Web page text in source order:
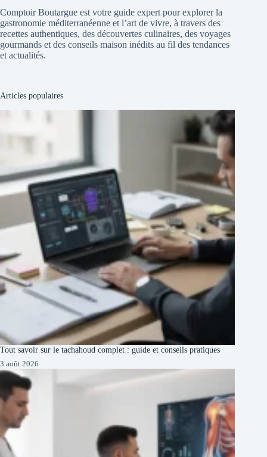
Comptoir Boutargue est votre guide expert pour explorer la
gastronomie méditerranéenne et l’art de vivre, à travers des
recettes authentiques, des découvertes culinaires, des voyages
gourmands et des conseils maison inédits au fil des tendances
et actualités.
Articles populaires
Tout savoir sur le tachahoud complet : guide et conseils pratiques
3 août 2026